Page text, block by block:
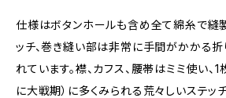
仕様はボタンホールも含め全て綿糸で縫
ッチ、巻き縫い部は非常に手間がかかる
れています。襟、カフス、腰帯はミミ使い、1
に大戦期）に多くみられる荒々しいステッ